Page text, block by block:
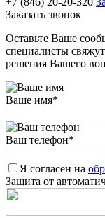
Заказать звонок
Оставьте Ваше
специалисты
решения Вашего
Ваше имя*
Ваш телефон*
Я согласен на
Защита от